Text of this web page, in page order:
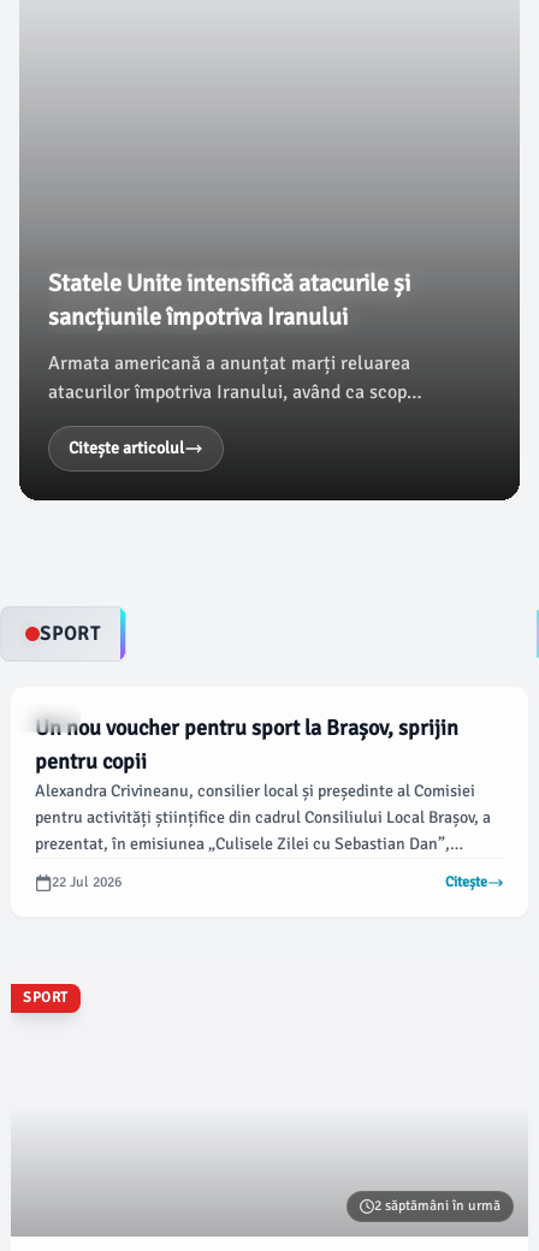
Statele Unite intensifică atacurile și
sancțiunile împotriva Iranului
Armata americană a anunțat marți reluarea
atacurilor împotriva Iranului, având ca scop
prevenirea unor atacuri asupra navelor în
Strâmtoarea Ormuz. Conform AFP, această acțiune
survine în contextul în care președintele american,
Donald Trump, a amenințat cu atacuri asupra
Citește articolul
SPORT
SPORT
Un nou voucher pentru sport la Brașov, sprijin
pentru copii
Alexandra Crivineanu, consilier local și președinte al Comisiei
pentru activități științifice din cadrul Consiliului Local Brașov, a
prezentat, în emisiunea „Culisele Zilei cu Sebastian Dan”,
programul „Sănătate prin Sport”, ce oferă un voucher de 150 de
lei pentru copiii care practică sport de performanță. Acest
22 Jul 2026 Citește
SPORT
2 săptămâni în urmă